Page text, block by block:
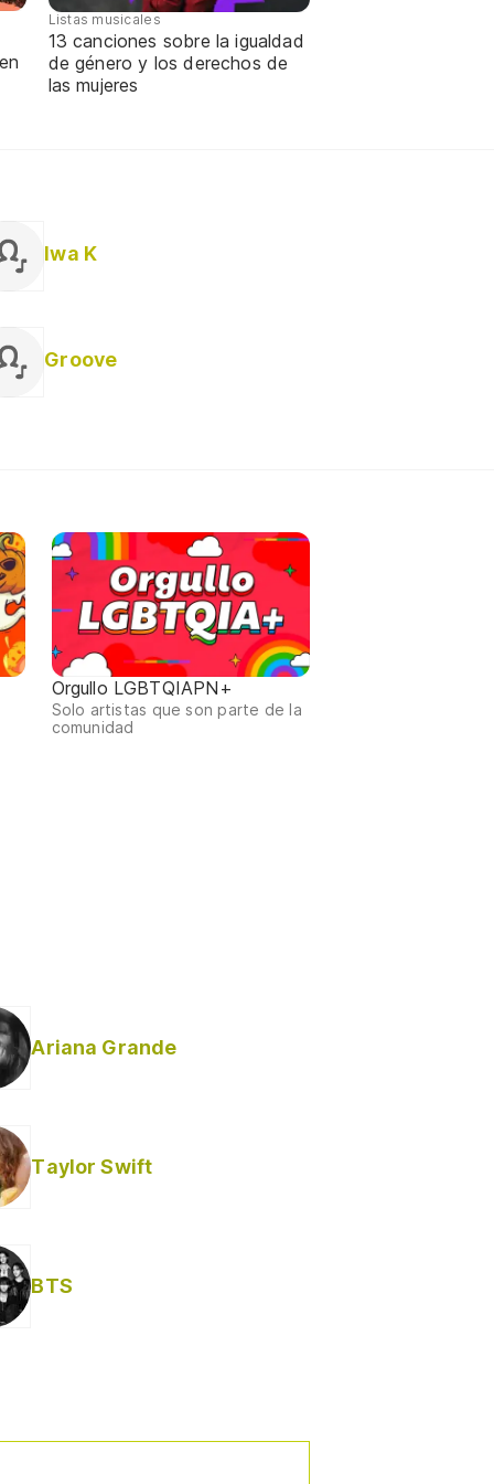
Listas musicales
13 canciones sobre la igualdad
de género y los derechos de
las mujeres
Iwa K
Groove
Orgullo LGBTQIAPN+
Solo artistas que son parte de la
comunidad
Ariana Grande
Taylor Swift
BTS